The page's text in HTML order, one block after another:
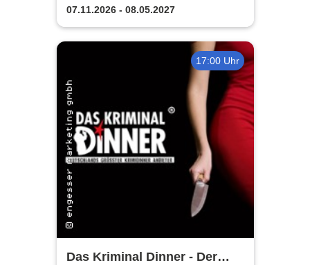
07.11.2026 - 08.05.2027
17:00 Uhr
Das Kriminal Dinner - Der